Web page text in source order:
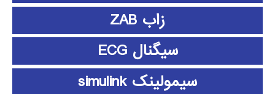
زاب ZAB
سیگنال ECG
سیمولینک simulink